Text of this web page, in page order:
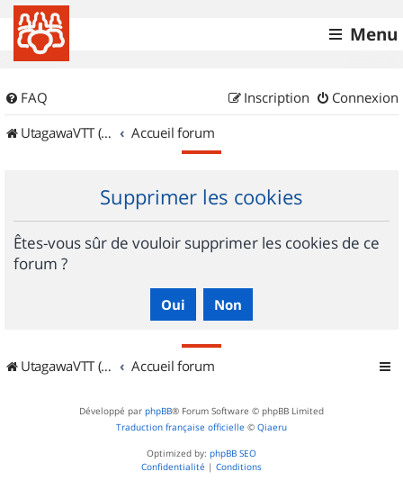
Menu
FAQ Connexion
Inscription
UtagawaVTT (Randos VTT et VTTAE avec traces GPS)
Accueil forum
Supprimer les cookies
Êtes-vous sûr de vouloir supprimer les cookies de ce
forum ?
UtagawaVTT (Randos VTT et VTTAE avec traces GPS) Accueil forum
Développé par phpBB® Forum Software © phpBB Limited
Traduction française officielle © Qiaeru
Optimized by: phpBB SEO
Confidentialité | Conditions